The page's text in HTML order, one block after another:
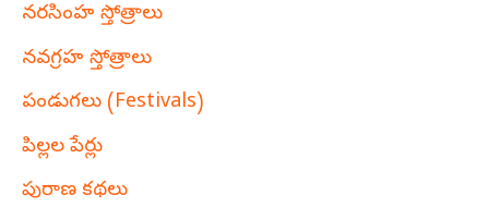
నరసింహ స్తోత్రాలు
నవగ్రహ స్తోత్రాలు
పండుగలు (Festivals)
పిల్లల పేర్లు
పురాణ కథలు